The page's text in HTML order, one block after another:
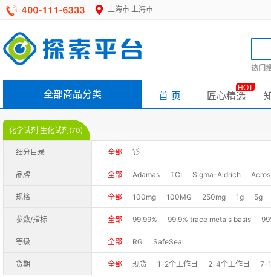
上海市 上海市
热门
全部商品分类 首 页 匠心精选
HOT
化学试剂·生化试剂(70)
细分目录 全部 钐
品牌 全部 Adamas TCI Sigma-Aldrich Acros
规格 全部 100mg 100MG 250mg 1g 5g
参数/指标 全部 99.99% 99.9% trace metals basis
0.1M solution in THF, stabilized with Samarium
0.1M in THF，stabilized with samarium chips，
等级 全部 RG SafeSeal
货期 全部 现货 1-2个工作日 2-4个工作日 7-